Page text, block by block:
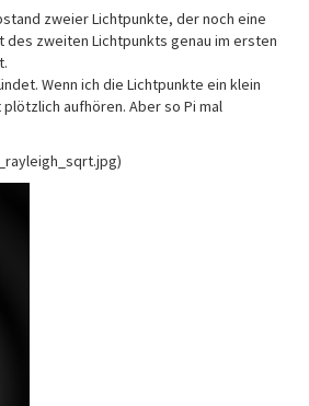
zweier Lichtpunkte, der noch eine
zweiten Lichtpunkts genau im ersten
Wenn ich die Lichtpunkte ein klein
aufhören. Aber so Pi mal